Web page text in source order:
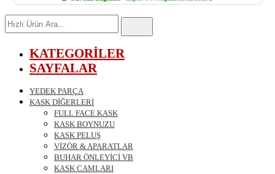
Hızlı
Ürün
KATEGORİLER
SAYFALAR
YEDEK PARÇA
KASK DİĞERLERİ
FULL FACE KASK
KASK BOYNUZU
KASK PELUŞ
VİZÖR & APARATLAR
BUHAR ÖNLEYİCİ VB
KASK CAMLARI